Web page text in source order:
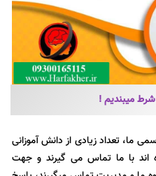
میبندیم !
ما، تعداد زیادی از دانش آموزانی
با ما تماس می گیرند و جهت